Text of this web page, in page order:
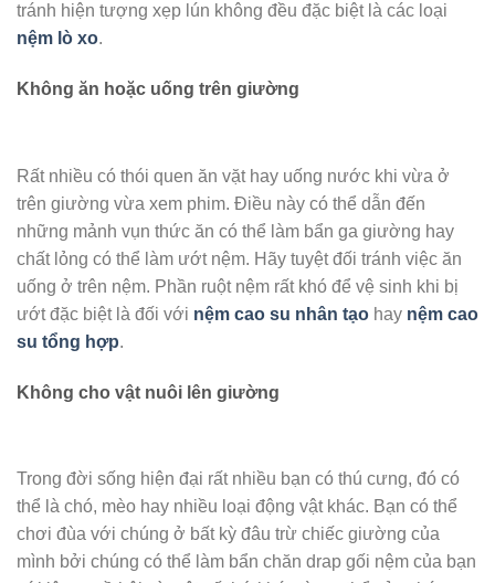
tránh hiện tượng xẹp lún không đều đặc biệt là các loại
nệm lò xo.
Không ăn hoặc uống trên giường
Rất nhiều có thói quen ăn vặt hay uống nước khi vừa ở
trên giường vừa xem phim. Điều này có thể dẫn đến
những mảnh vụn thức ăn có thể làm bẩn ga giường hay
chất lỏng có thể làm ướt nệm. Hãy tuyệt đối tránh việc ăn
uống ở trên nệm. Phần ruột nệm rất khó để vệ sinh khi bị
ướt đặc biệt là đối với nệm cao su nhân tạo hay nệm cao
su tổng hợp.
Không cho vật nuôi lên giường
Trong đời sống hiện đại rất nhiều bạn có thú cưng, đó có
thể là chó, mèo hay nhiều loại động vật khác. Bạn có thể
chơi đùa với chúng ở bất kỳ đâu trừ chiếc giường của
mình bởi chúng có thể làm bẩn chăn drap gối nệm của bạn